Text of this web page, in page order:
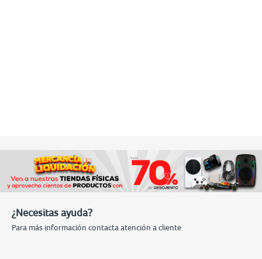
¿Necesitas ayuda?
Para más información contacta atención a cliente